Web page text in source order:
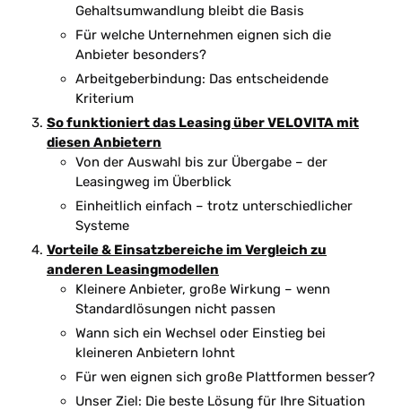
Gehaltsumwandlung bleibt die Basis
Für welche Unternehmen eignen sich die
Anbieter besonders?
Arbeitgeberbindung: Das entscheidende
Kriterium
So funktioniert das Leasing über VELOVITA mit
diesen Anbietern
Von der Auswahl bis zur Übergabe – der
Leasingweg im Überblick
Einheitlich einfach – trotz unterschiedlicher
Systeme
Vorteile & Einsatzbereiche im Vergleich zu
anderen Leasingmodellen
Kleinere Anbieter, große Wirkung – wenn
Standardlösungen nicht passen
Wann sich ein Wechsel oder Einstieg bei
kleineren Anbietern lohnt
Für wen eignen sich große Plattformen besser?
Unser Ziel: Die beste Lösung für Ihre Situation